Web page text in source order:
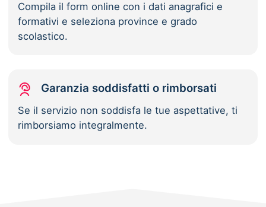
Compila il form online con i dati anagrafici e
formativi e seleziona province e grado
scolastico.
Garanzia soddisfatti o rimborsati
Se il servizio non soddisfa le tue aspettative, ti
rimborsiamo integralmente.